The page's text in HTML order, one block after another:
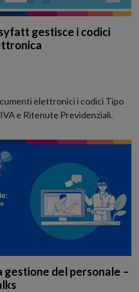
gestisce i codici
elettronici i codici Tipo
e Ritenute Previdenziali.
gestione del personale –